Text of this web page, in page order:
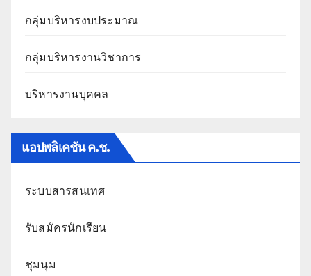
กลุ่มบริหารงบประมาณ
กลุ่มบริหารงานวิชาการ
บริหารงานบุคคล
แอปพลิเคชัน ค.ช.
ระบบสารสนเทศ
รับสมัครนักเรียน
ชุมนุม